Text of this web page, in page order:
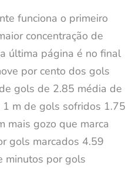
funciona o primeiro
concentração de
última página é no final
por cento dos gols
gols de 2.85 média de
m de gols sofridos 1.75
mais gozo que marca
gols marcados 4.59
minutos por gols